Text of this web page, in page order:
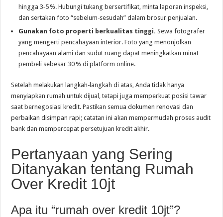
hingga 3‑5 %. Hubungi tukang bersertifikat, minta laporan inspeksi,
dan sertakan foto “sebelum‑sesudah” dalam brosur penjualan.
Gunakan foto properti berkualitas tinggi. Sewa fotografer
yang mengerti pencahayaan interior. Foto yang menonjolkan
pencahayaan alami dan sudut ruang dapat meningkatkan minat
pembeli sebesar 30 % di platform online.
Setelah melakukan langkah‑langkah di atas, Anda tidak hanya
menyiapkan rumah untuk dijual, tetapi juga memperkuat posisi tawar
saat bernegosiasi kredit. Pastikan semua dokumen renovasi dan
perbaikan disimpan rapi; catatan ini akan mempermudah proses audit
bank dan mempercepat persetujuan kredit akhir.
Pertanyaan yang Sering
Ditanyakan tentang Rumah
Over Kredit 10jt
Apa itu “rumah over kredit 10jt”?